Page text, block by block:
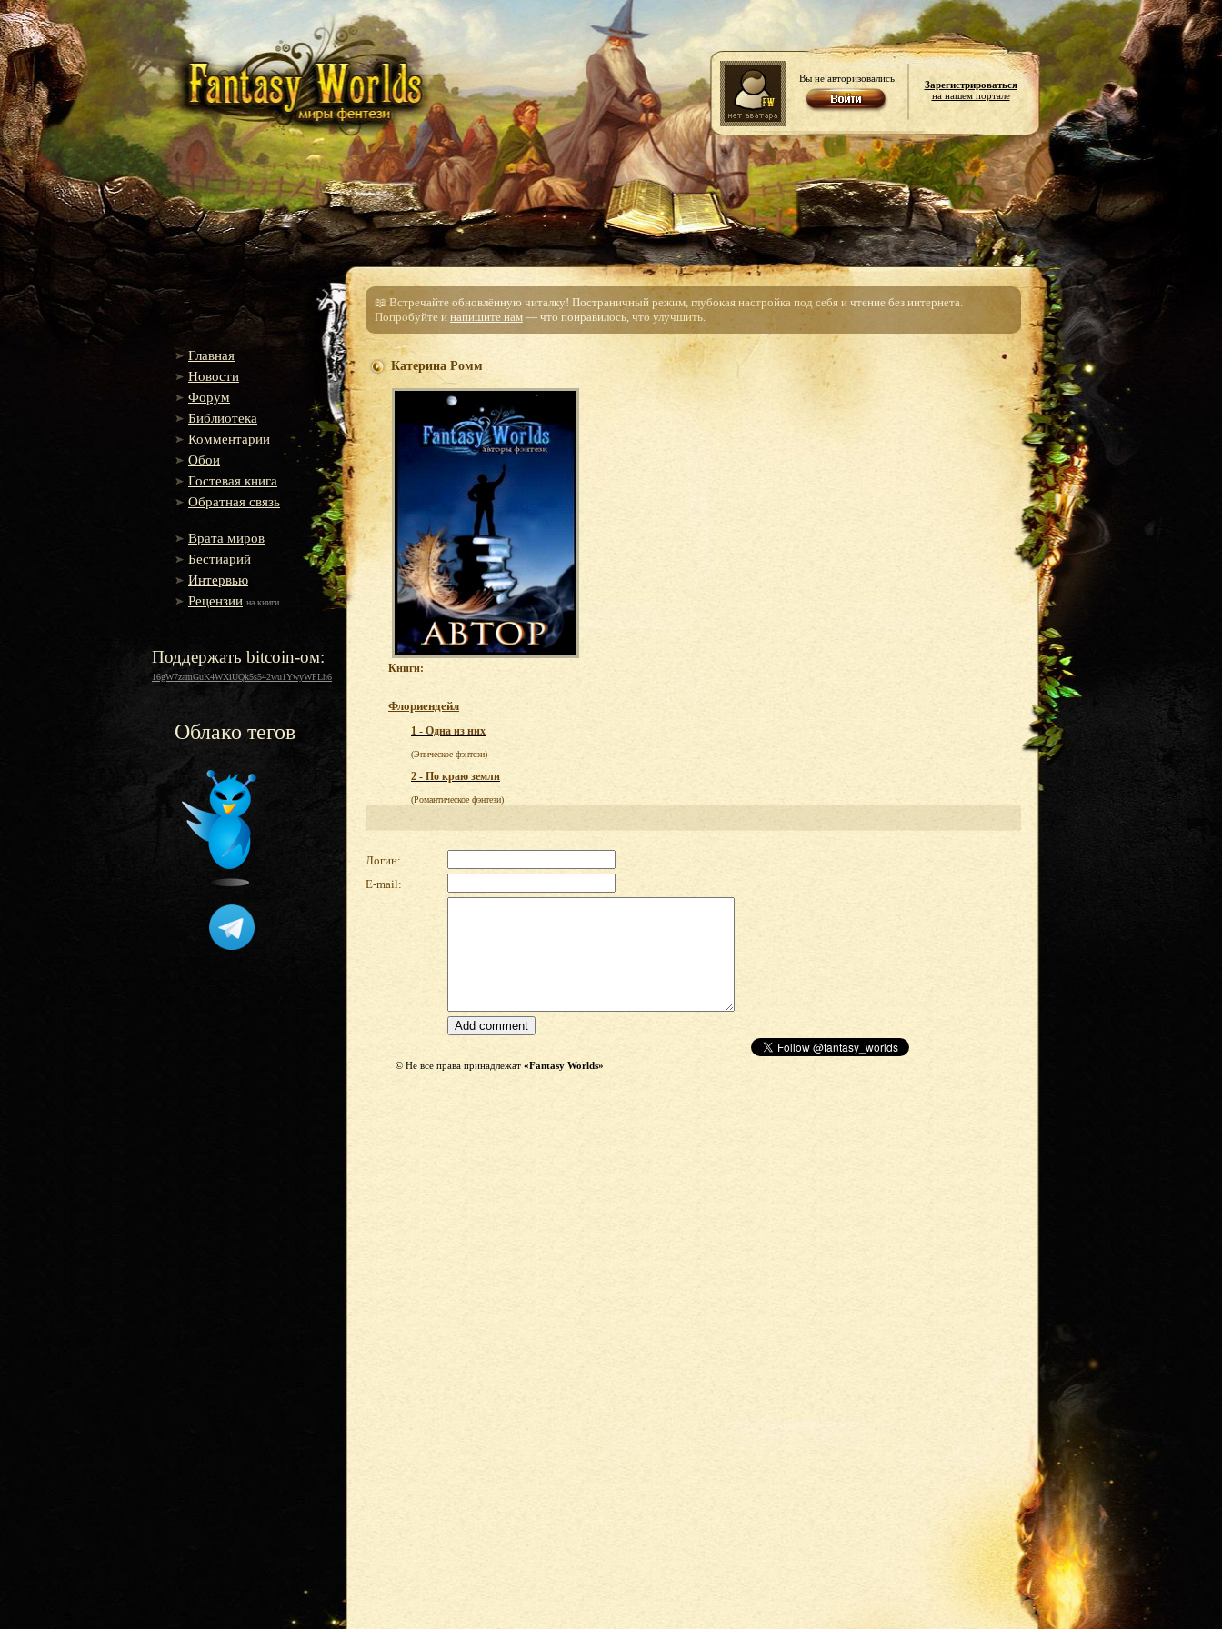
Вы не авторизовались
Зарегистрироваться
на нашем портале
Главная
Новости
Форум
Библиотека
Комментарии
Обои
Гостевая книга
Обратная связь
Врата миров
Бестиарий
Интервью
Рецензии на книги
Поддержать bitcoin-ом:
16gW7zamGuK4WXiUQk5s542wu1YwyWFLh6
Облако тегов
📖 Встречайте обновлённую читалку! Постраничный режим, глубокая настройка под себя и чтение без интернета.
Попробуйте и напишите нам — что понравилось, что улучшить.
Катерина Ромм
Книги:
Флориендейл
1 - Одна из них
(Эпическое фэнтези)
2 - По краю земли
(Романтическое фэнтези)
Логин:
E-mail:
© Не все права принадлежат «Fantasy Worlds»